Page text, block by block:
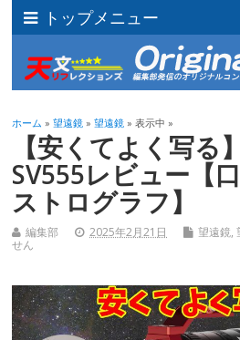
トップメニュー
ホーム »望遠鏡 »望遠鏡 » 表示中 »
【安くてよく写る
SV555レビュー【
ストログラフ】
編集部 2025年2月21日 望遠鏡,
せん